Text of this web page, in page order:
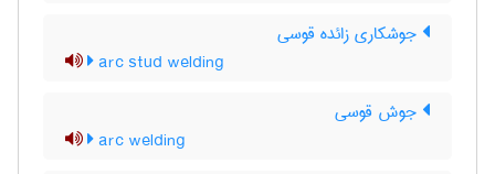
جوشکاری زائده قوسی
arc stud welding
جوش قوسی
arc welding